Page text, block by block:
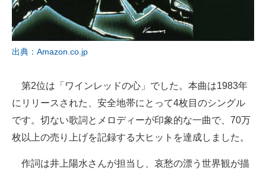
出典：Amazon.co.jp
第2位は「ワインレッドの心」でした。本曲は1983年
にリリースされた、安全地帯にとって4枚目のシングル
です。切ない歌詞とメロディーが印象的な一曲で、70万
枚以上の売り上げを記録する大ヒットを達成しました。
作詞は井上陽水さんが担当し、哀愁の漂う世界観が描